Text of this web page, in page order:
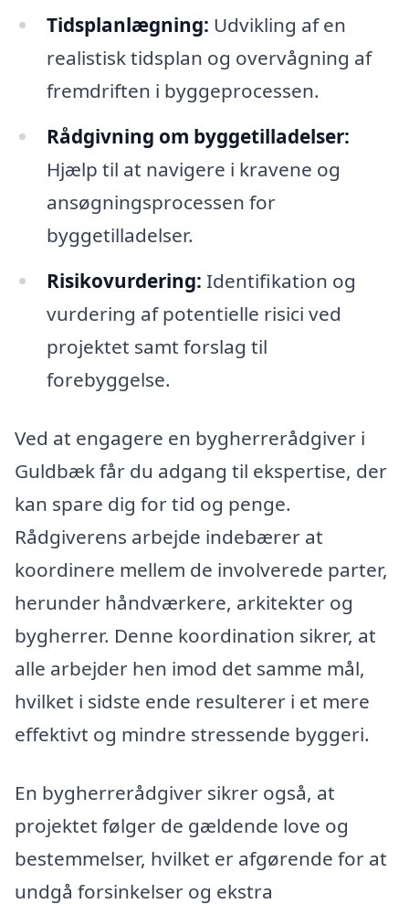
Tidsplanlægning: Udvikling af en
realistisk tidsplan og overvågning af
fremdriften i byggeprocessen.
Rådgivning om byggetilladelser:
Hjælp til at navigere i kravene og
ansøgningsprocessen for
byggetilladelser.
Risikovurdering: Identifikation og
vurdering af potentielle risici ved
projektet samt forslag til
forebyggelse.
Ved at engagere en bygherrerådgiver i
Guldbæk får du adgang til ekspertise, der
kan spare dig for tid og penge.
Rådgiverens arbejde indebærer at
koordinere mellem de involverede parter,
herunder håndværkere, arkitekter og
bygherrer. Denne koordination sikrer, at
alle arbejder hen imod det samme mål,
hvilket i sidste ende resulterer i et mere
effektivt og mindre stressende byggeri.
En bygherrerådgiver sikrer også, at
projektet følger de gældende love og
bestemmelser, hvilket er afgørende for at
undgå forsinkelser og ekstra